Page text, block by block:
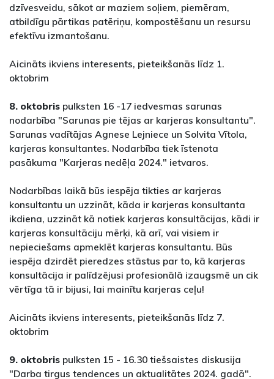
dzīvesveidu, sākot ar maziem soļiem, piemēram,
atbildīgu pārtikas patēriņu, kompostēšanu un resursu
efektīvu izmantošanu.
Aicināts ikviens interesents, pieteikšanās līdz 1.
oktobrim
8. oktobris pulksten 16 -17 iedvesmas sarunas
nodarbība "Sarunas pie tējas ar karjeras konsultantu".
Sarunas vadītājas Agnese Lejniece un Solvita Vītola,
karjeras konsultantes. Nodarbība tiek īstenota
pasākuma "Karjeras nedēļa 2024." ietvaros.
Nodarbības laikā būs iespēja tikties ar karjeras
konsultantu un uzzināt, kāda ir karjeras konsultanta
ikdiena, uzzināt kā notiek karjeras konsultācijas, kādi ir
karjeras konsultāciju mērķi, kā arī, vai visiem ir
nepieciešams apmeklēt karjeras konsultantu. Būs
iespēja dzirdēt pieredzes stāstus par to, kā karjeras
konsultācija ir palīdzējusi profesionālā izaugsmē un cik
vērtīga tā ir bijusi, lai mainītu karjeras ceļu!
Aicināts ikviens interesents, pieteikšanās līdz 7.
oktobrim
9. oktobris pulksten 15 - 16.30 tiešsaistes diskusija
"Darba tirgus tendences un aktualitātes 2024. gadā".